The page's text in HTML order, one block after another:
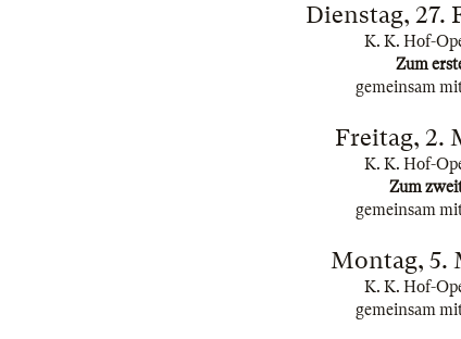
Dienstag, 27.
K. K. Hof-
Zum
gemeinsam
Freitag, 2.
K. K. Hof-
Zum
gemeinsam
Montag, 5.
K. K. Hof-
gemeinsam